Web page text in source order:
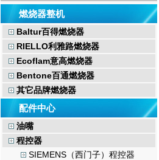
燃烧器整机
Baltur百得燃烧器
RIELLO利雅路燃烧器
Ecoflam意高燃烧器
Bentone百通燃烧器
其它品牌燃烧器
配件中心
油嘴
程控器
SIEMENS（西门子）程控器